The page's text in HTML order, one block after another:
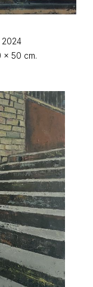
2024
x 50 cm.